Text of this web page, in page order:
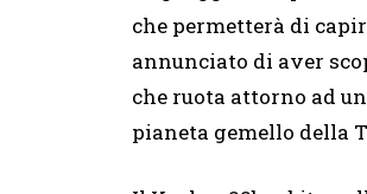
che permetterà di
annunciato di aver
che ruota attorno ad
pianeta gemello della